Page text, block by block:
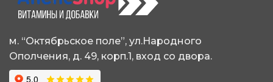
выбрать
на
товара.
выбрать
товара.
м. “Октябрьское поле”, ул.Народного
Ополчения, д. 49, корп.1, вход со двора.